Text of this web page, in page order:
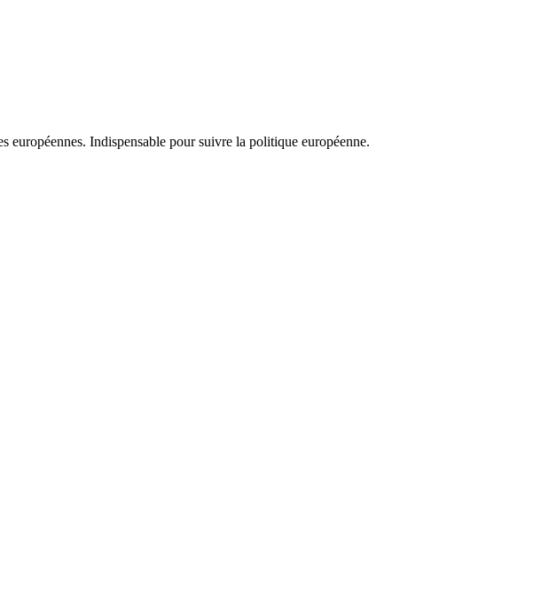
européennes. Indispensable pour suivre la politique européenne.